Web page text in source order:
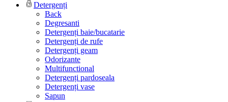
Detergenți
Back
Degresanti
Detergenți baie/bucatarie
Detergenți de rufe
Detergenți geam
Odorizante
Multifunctional
Detergenți pardoseala
Detergenți vase
Sapun